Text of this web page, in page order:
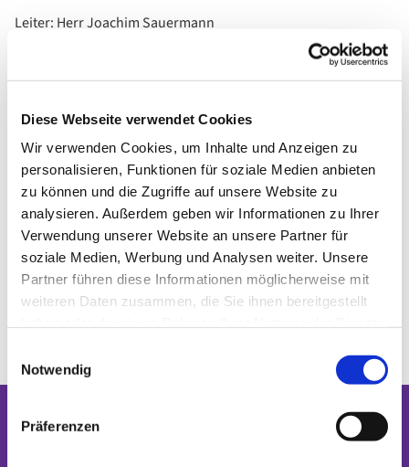
Diese Webseite verwendet Cookies
Wir verwenden Cookies, um Inhalte und Anzeigen zu
personalisieren, Funktionen für soziale Medien anbieten
zu können und die Zugriffe auf unsere Website zu
analysieren. Außerdem geben wir Informationen zu Ihrer
Verwendung unserer Website an unsere Partner für
soziale Medien, Werbung und Analysen weiter. Unsere
Partner führen diese Informationen möglicherweise mit
weiteren Daten zusammen, die Sie ihnen bereitgestellt
Notwendig
Präferenzen
Leiter: Herr Joachim Sauermann
Dies könnte Sie auch interessieren